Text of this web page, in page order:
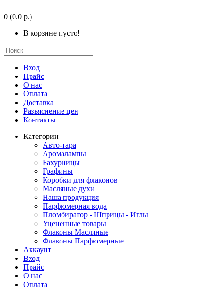
0 (0.0 р.)
В корзине пусто!
Вход
Прайс
О нас
Оплата
Доставка
Разъяснение цен
Контакты
Категории
Авто-тара
Аромалампы
Бахурницы
Графины
Коробки для флаконов
Масляные духи
Наша продукция
Парфюмерная вода
Пломбиратор - Шприцы - Иглы
Уцененные товары
Флаконы Масляные
Флаконы Парфюмерные
Аккаунт
Вход
Прайс
О нас
Оплата